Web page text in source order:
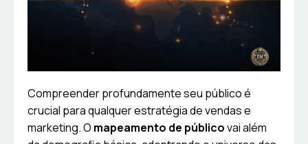
Compreender profundamente seu público é
crucial para qualquer estratégia de vendas e
marketing. O mapeamento de públicovai além